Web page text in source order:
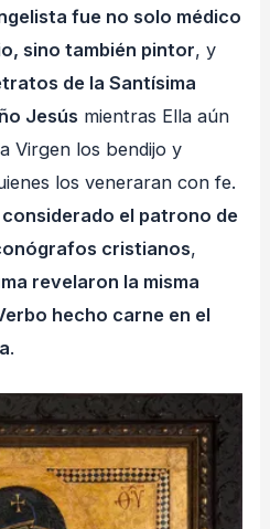
fue no solo médico
sino también pintor, y
de la Santísima
Jesús mientras Ella aún
Virgen los bendijo y
los veneraran con fe.
considerado el patrono de
cristianos,
revelaron la misma
hecho carne en el
.